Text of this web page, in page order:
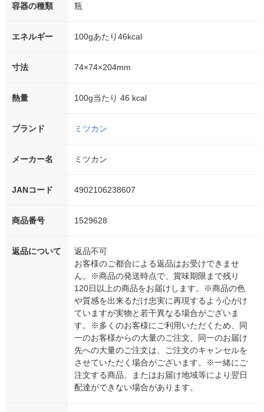
容器の種類 瓶
エネルギー 100gあたり46kcal
寸法 74×74×204mm
熱量 100g当たり 46 kcal
ブランド ミツカン
メーカー名 ミツカン
JANコード 4902106238607
商品番号 1529628
返品について
返品不可
お客様のご都合による返品はお受けできませ
ん。※商品の発送時点で、賞味期限まで残り
120日以上の商品をお届けします。※商品の色
や質感を出来るだけ忠実に再現するよう心がけ
ていますが実物と若干異なる場合がございま
す。※多くのお客様にご利用いただくため、同
一のお客様からの大量のご注文、同一のお届け
先への大量のご注文は、ご注文のキャンセルを
させていただく場合がございます。※一緒にご
注文する商品、またはお届け地域等により翌日
配達ができない場合があります。